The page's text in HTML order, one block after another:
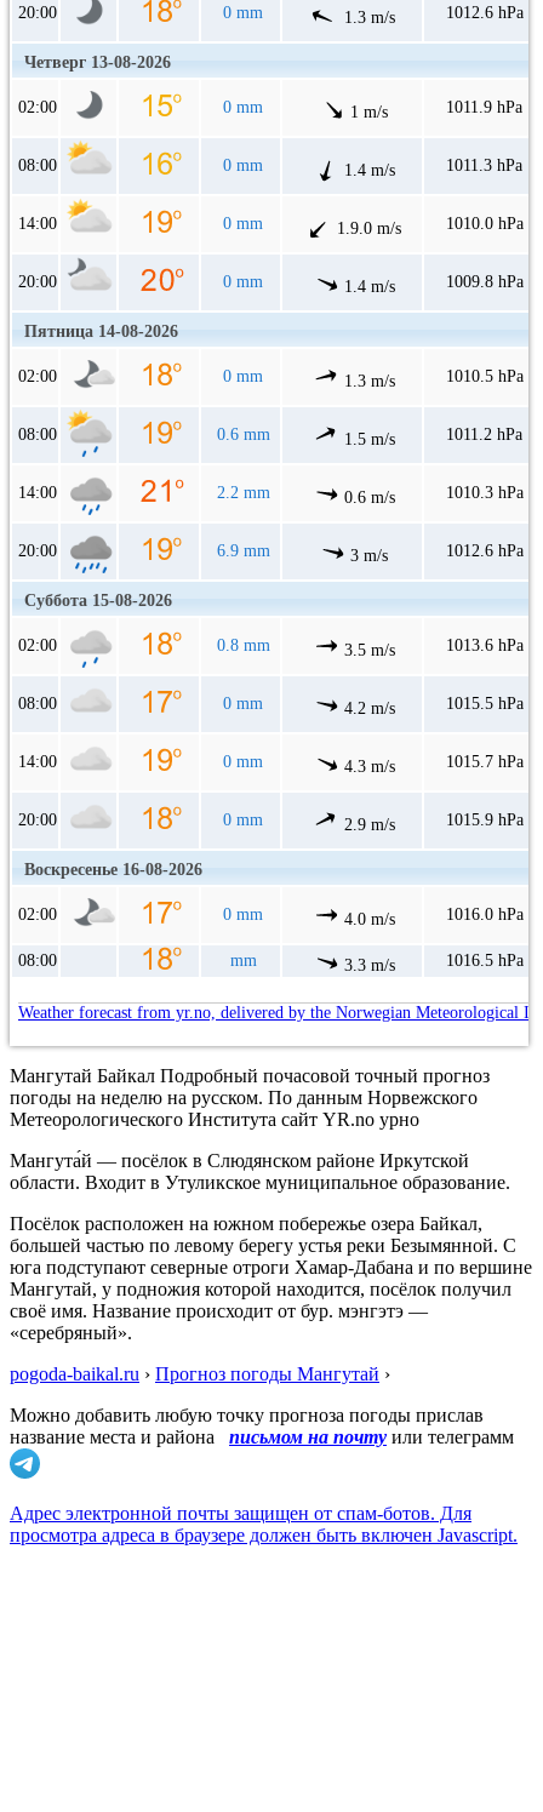
20:00 0 mm 1.3 m/s 1012.6 hPa
Четверг 13-08-2026
02:00 0 mm 1 m/s 1011.9 hPa
08:00 0 mm 1.4 m/s 1011.3 hPa
14:00 0 mm 1.9.0 m/s 1010.0 hPa
20:00 0 mm 1.4 m/s 1009.8 hPa
Пятница 14-08-2026
02:00 0 mm 1.3 m/s 1010.5 hPa
08:00 0.6 mm 1.5 m/s 1011.2 hPa
14:00 2.2 mm 0.6 m/s 1010.3 hPa
20:00 6.9 mm 3 m/s 1012.6 hPa
Суббота 15-08-2026
02:00 0.8 mm 3.5 m/s 1013.6 hPa
08:00 0 mm 4.2 m/s 1015.5 hPa
14:00 0 mm 4.3 m/s 1015.7 hPa
20:00 0 mm 2.9 m/s 1015.9 hPa
Воскресенье 16-08-2026
02:00 0 mm 4.0 m/s 1016.0 hPa
08:00 mm 3.3 m/s 1016.5 hPa
Weather forecast from yr.no, delivered by the Norwegian Meteorological
Мангутай Байкал Подробный почасовой точный прогноз
погоды на неделю на русском. По данным Норвежского
Метеорологического Института сайт YR.no урно
Мангута́й — посёлок в Слюдянском районе Иркутской
области. Входит в Утуликское муниципальное образование.
Посёлок расположен на южном побережье озера Байкал,
большей частью по левому берегу устья реки Безымянной. С
юга подступают северные отроги Хамар-Дабана и по вершине
Мангутай, у подножия которой находится, посёлок получил
своё имя. Название происходит от бур. мэнгэтэ —
«серебряный».
pogoda-baikal.ru › Прогноз погоды Мангутай ›
Можно добавить любую точку прогноза погоды прислав
название места и района
письмом на почту или телеграмм
Адрес электронной почты защищен от спам-ботов. Для
просмотра адреса в браузере должен быть включен Javascript.